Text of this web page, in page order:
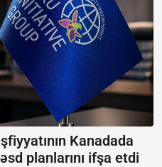
Kanadada
planlarını ifşa etdi